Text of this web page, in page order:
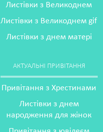
Листівки з Великоднем
Листівки з Великоднем gif
Листівки з днем матері
АКТУАЛЬНІ ПРИВІТАННЯ
Привітання з Хрестинами
Листівки з днем
народження для жінок